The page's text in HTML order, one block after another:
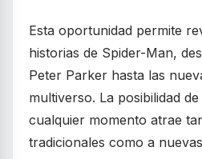
Esta oportunidad permite
historias de Spider-Man,
Peter Parker hasta las
multiverso. La posibilidad
cualquier momento atrae
tradicionales como a